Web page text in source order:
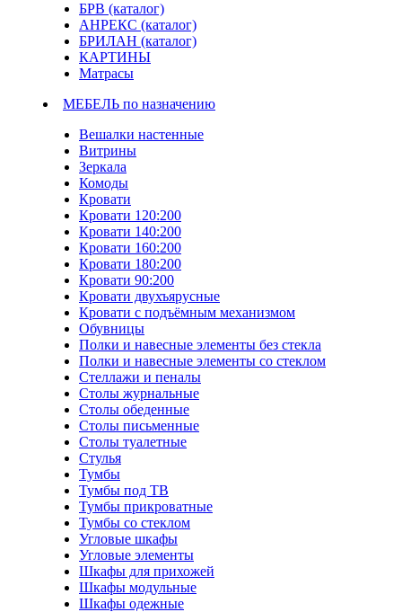
БРВ (каталог)
АНРЕКС (каталог)
БРИЛАН (каталог)
КАРТИНЫ
Матрасы
МЕБЕЛЬ по назначению
Вешалки настенные
Витрины
Зеркала
Комоды
Кровати
Кровати 120:200
Кровати 140:200
Кровати 160:200
Кровати 180:200
Кровати 90:200
Кровати двухъярусные
Кровати с подъёмным механизмом
Обувницы
Полки и навесные элементы без стекла
Полки и навесные элементы со стеклом
Стеллажи и пеналы
Столы журнальные
Столы обеденные
Столы письменные
Столы туалетные
Стулья
Тумбы
Тумбы под ТВ
Тумбы прикроватные
Тумбы со стеклом
Угловые шкафы
Угловые элементы
Шкафы для прихожей
Шкафы модульные
Шкафы одежные